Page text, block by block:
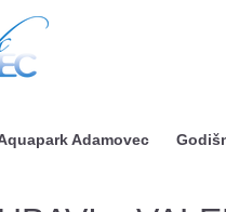
Adamovec